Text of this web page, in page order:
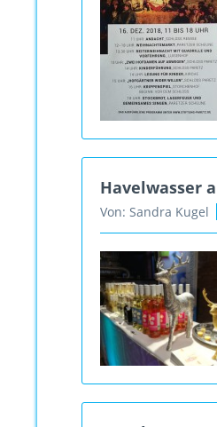
Havelwasser
Von: Sandra Kugel